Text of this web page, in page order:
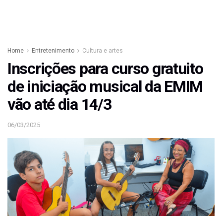
Home Entretenimento Cultura e artes
Inscrições para curso gratuito
de iniciação musical da EMIM
vão até dia 14/3
06/03/2025